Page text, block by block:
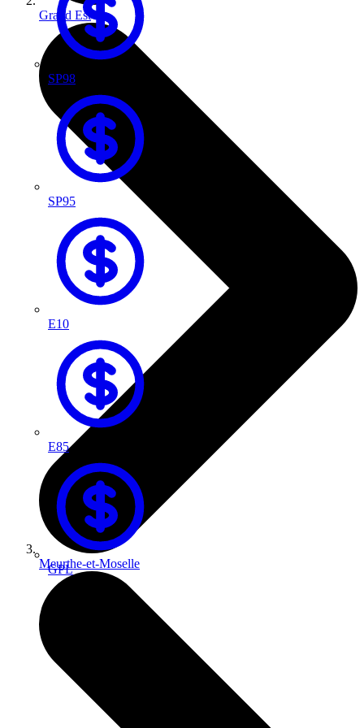
SP98
SP95
E10
E85
GPL
Grand Est
Meurthe-et-Moselle